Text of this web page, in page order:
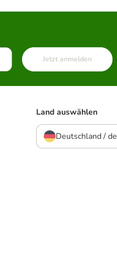
Jetzt anmelden
Land auswählen
Deutschland / de